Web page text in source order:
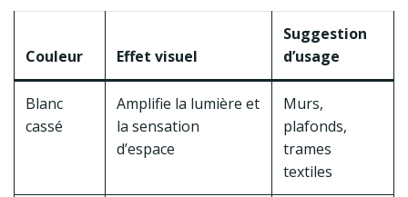
Couleur Effet visuel
Suggestion
d’usage
Blanc
cassé
Amplifie la lumière et
la sensation
d’espace
Murs,
plafonds,
trames
textiles